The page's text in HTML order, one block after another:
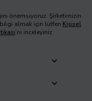
önemsiyoruz. Şirketimizin
bilgi almak için lütfen Kişisel
’nı inceleyiniz.